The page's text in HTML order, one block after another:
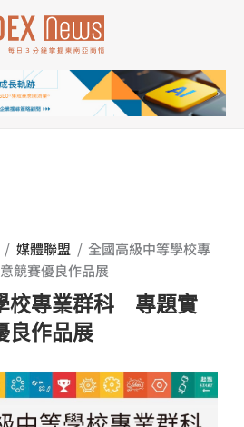
/ 媒體聯盟 / 全國高級中等學校專
競賽優良作品展
校專業群科 專題實
良作品展